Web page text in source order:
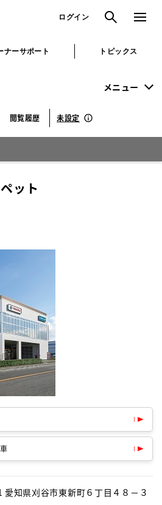
ログイン 検索 メニュ
ナーサポート トピックス
メニュー
閲覧履歴 未設定
ット
愛知県刈谷市東新町６丁目４８－３